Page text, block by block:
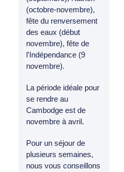
(octobre-novembre),
fête du renversement
des eaux (début
novembre), fête de
l'Indépendance (9
novembre).
La période idéale pour
se rendre au
Cambodge est de
novembre à avril.
Pour un séjour de
plusieurs semaines,
nous vous conseillons